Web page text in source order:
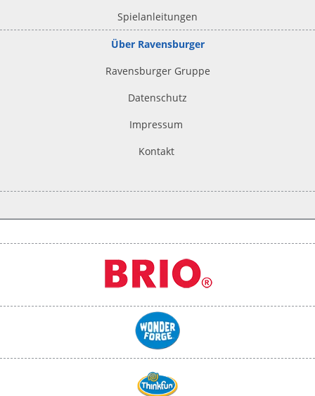
Spielanleitungen
Über Ravensburger
Ravensburger Gruppe
Datenschutz
Impressum
Kontakt